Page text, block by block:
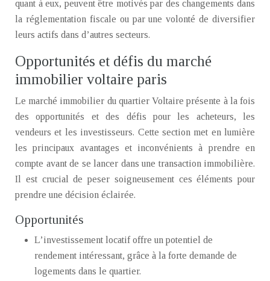
quant à eux, peuvent être motivés par des changements dans
la réglementation fiscale ou par une volonté de diversifier
leurs actifs dans d’autres secteurs.
Opportunités et défis du marché
immobilier voltaire paris
Le marché immobilier du quartier Voltaire présente à la fois
des opportunités et des défis pour les acheteurs, les
vendeurs et les investisseurs. Cette section met en lumière
les principaux avantages et inconvénients à prendre en
compte avant de se lancer dans une transaction immobilière.
Il est crucial de peser soigneusement ces éléments pour
prendre une décision éclairée.
Opportunités
L’investissement locatif offre un potentiel de
rendement intéressant, grâce à la forte demande de
logements dans le quartier.